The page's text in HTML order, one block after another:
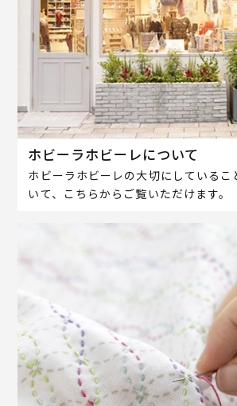
ホビーラホビーレについて
ホビーラホビーレの大切にしているこ
いて、こちらからご覧いただけます。